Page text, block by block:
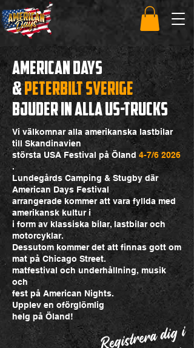
AMERIcan Days
&PETERBILT SVERIGE
Bjuder in ALLA US-TRUCKS
Vi välkomnar alla amerikanska lastbilar
till Skandinavien
största USA Festival på Öland 4-7/6 2026
.
Lundegårds Camping & Stugby där
American Days Festival
arrangerade kommer att vara fyllda med
amerikansk kultur i
i form av klassiska bilar, lastbilar och
motorcyklar.
Dessutom kommer det att finnas gott om
mat på Chicago Street.
matfestival och underhållning, musik
och
fest på American Nights.
Upplev en oförglömlig
helg på Öland!
Registrera dig i